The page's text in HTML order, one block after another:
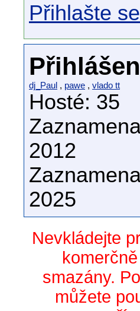
Přihlašte
dj_Paul , pawe , vlado tt
Hosté: 35
2012
2025
Nevkládejte
smazány.
můžete